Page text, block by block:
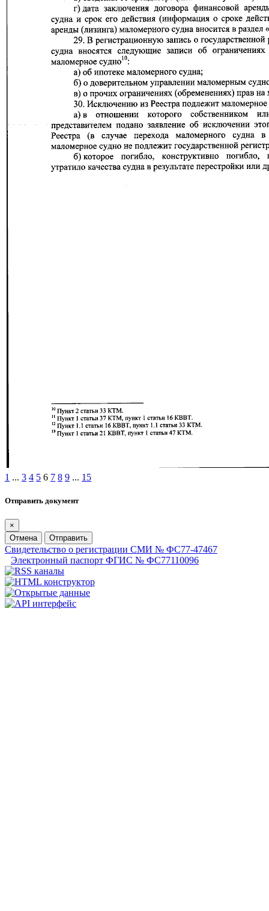
1 ... 3 4 5 6 7 8 9 ... 15
Отправить документ
×
Отмена
Отправить
Свидетельство о регистрации СМИ № ФС77-47467
Электронный паспорт ФГИС № ФС77110096